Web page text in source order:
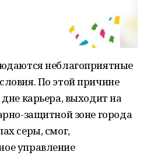
неблагоприятные
По этой причине
карьера, выходит на
защитной зоне города
серы, смог,
управление